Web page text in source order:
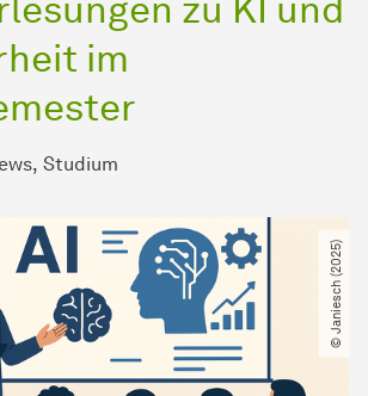
im
Studium
© Janiesch (2025)